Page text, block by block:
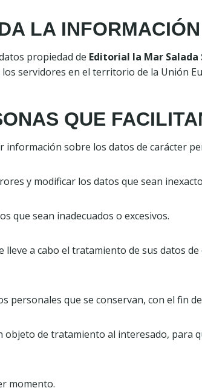
LA INFORMACIÓN
propiedad de Editorial la Mar Salada
servidores en el territorio de la Unión
QUE
información sobre los datos de carácter
y modificar los datos que sean
que sean inadecuados o excesivos.
lleve a cabo el tratamiento de sus datos
personales que se conservan, con el fin
objeto de tratamiento al interesado,
momento.